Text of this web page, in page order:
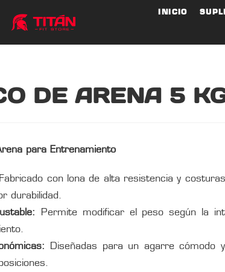
INICIO
DE ARENA 5
para Entrenamiento
Fabricado con lona de alta resistencia y
durabilidad.
Permite modificar el peso según la
Diseñadas para un agarre cómodo